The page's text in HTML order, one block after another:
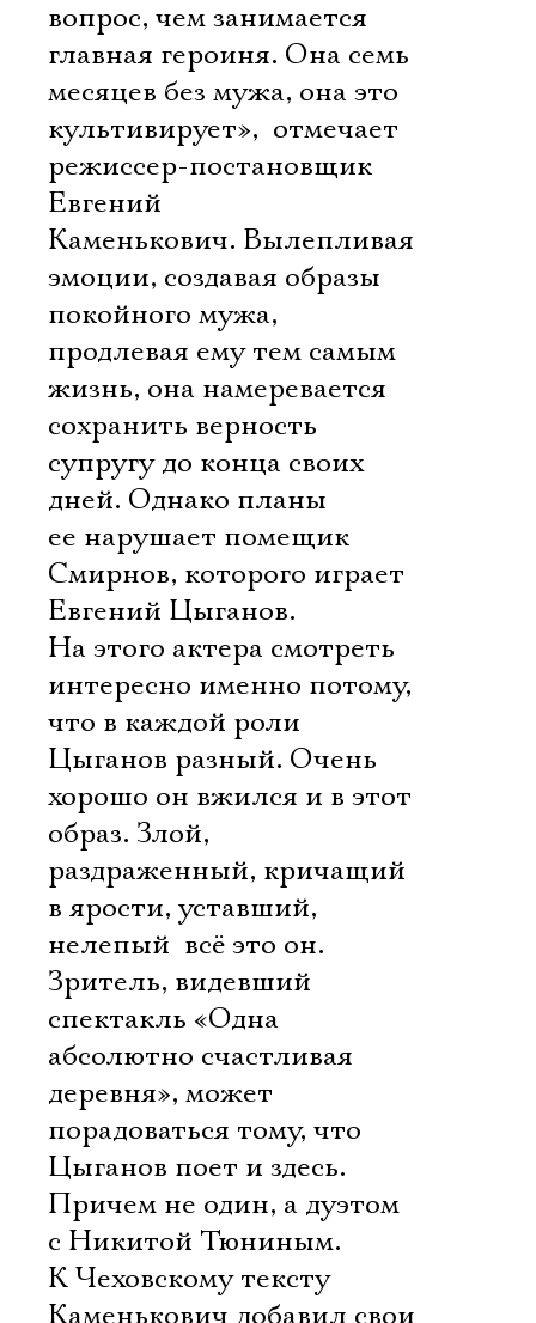
вопрос, чем занимается
главная героиня. Она семь
месяцев без мужа, она это
культивирует»,  отмечает
режиссер-постановщик
Евгений
Каменькович. Вылепливая
эмоции, создавая образы
покойного мужа,
продлевая ему тем самым
жизнь, она намеревается
сохранить верность
супругу до конца своих
дней. Однако планы
ее нарушает помещик
Смирнов, которого играет
Евгений Цыганов.
На этого актера смотреть
интересно именно потому,
что в каждой роли
Цыганов разный. Очень
хорошо он вжился и в этот
образ. Злой,
раздраженный, кричащий
в ярости, уставший,
нелепый  всё это он.
Зритель, видевший
спектакль «Одна
абсолютно счастливая
деревня», может
порадоваться тому, что
Цыганов поет и здесь.
Причем не один, а дуэтом
с Никитой Тюниным.
К Чеховскому тексту
Каменькович добавил свои